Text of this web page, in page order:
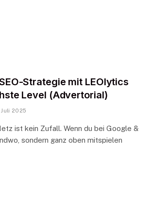
Strategie mit LEOlytics
Level (Advertorial)
Juli 2025
ist kein Zufall. Wenn du bei Google &
sondern ganz oben mitspielen